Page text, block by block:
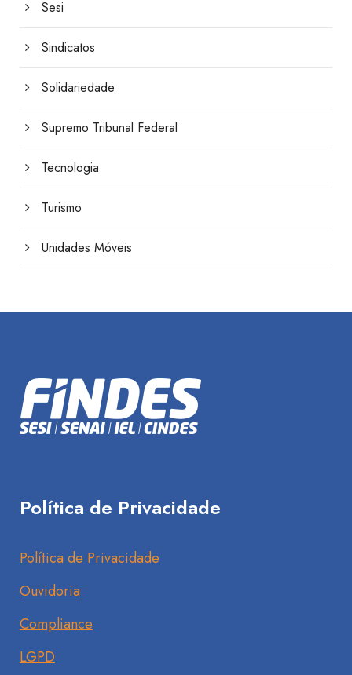
Sesi
Sindicatos
Solidariedade
Supremo Tribunal Federal
Tecnologia
Turismo
Unidades Móveis
Política de Privacidade
Política de Privacidade
Ouvidoria
Compliance
LGPD